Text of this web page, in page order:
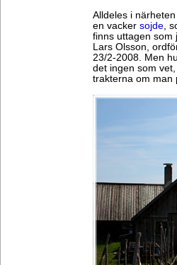
Alldeles i
en vacker sojde,
finns uttagen som
Lars Olsson,
23/2-2008. Men
det ingen som
trakterna om man